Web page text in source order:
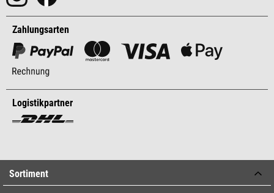
Zahlungsarten
Logistikpartner
Sortiment